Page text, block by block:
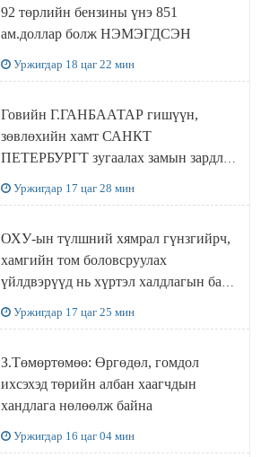
92 төрлийн бензины үнэ 851
ам.доллар болж НЭМЭГДСЭН
Уржигдар 18 цаг 22 мин
Говийн Г.ГАНБААТАР гишүүн,
зөвлөхийн хамт САНКТ
ПЕТЕРБУРГТ зугаалах замын зардлаа
Уржигдар 17 цаг 28 мин
ОХУ-ын түлшний хямрал гүнзгийрч,
хамгийн том боловсруулах
үйлдвэрүүд нь хүртэл халдлагын бай
Уржигдар 17 цаг 25 мин
З.Төмөртөмөө: Өргөдөл, гомдол
ихсэхэд төрийн албан хаагчдын
хандлага нөлөөлж байна
Уржигдар 16 цаг 04 мин